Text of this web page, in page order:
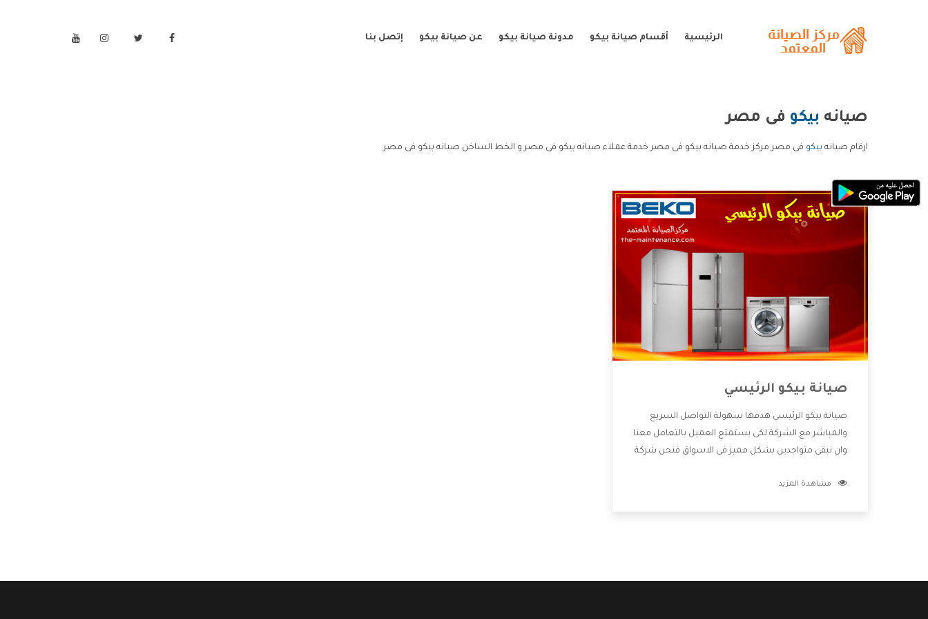
الرئيسية أقسام صيانة بيكو مدونة صيانة بيكو عن صيانة بيكو إتصل بنا
صيانه بيكو فى مصر
ارقام صيانه بيكو فى مصر مركز خدمة صيانه بيكو فى مصر خدمة عملاء صيانه بيكو فى مصر و الخط الساخن صيانه بيكو فى مصر.
صيانة بيكو الرئيسي
صيانة بيكو الرئيسي هدفها سهولة التواصل السريع
والمباشر مع الشركة لكى يستمتع العميل بالتعامل معنا
وان نبقى متواجدين بشكل مميز فى الاسواق فنحن شركة
بالخدمات التى تنفرد الشركة بها والتى تكون منها خدمة
مشاهدة المزيد